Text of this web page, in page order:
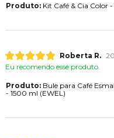
Produto:Kit Café & Cia Color -
Roberta R.
Eu recomendo esse produto.
Produto:Bule para Café
- 1500 ml (EWEL)